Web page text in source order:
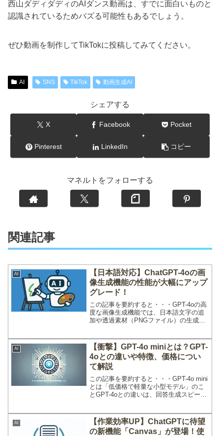
西山ダディダディのAIダンス動画は、すでに面白いものと
認識されているためバズる可能性もあるでしょう。
ぜひ動画を制作してTikTokに投稿してみてください。
AI SNS TikTok 動画生成AI
シェアする
X Facebook Pocket
Pinterest LinkedIn コピー
マネルトをフォローする
関連記事
AI
【日本語対応】ChatGPT-4oの画
像生成機能の性能が大幅にアップ
グレード！
この記事を要約すると・・・GPT-4oの高
度な画像生成機能では、日本語文字の追
加や透過素材（PNGファイル）の生成、
（Plus、Pro、Team等）のユーザーに段
階的に提供...
AI
【衝撃】GPT-4o miniとは？GPT-
4oとの違いや特徴、価格につい
て解説
この記事を要約すると・・・GPT-4o mini
とは「低価格で軽量な小型モデル」のこ
とGPT-4oとの違いは、回答生成スピード
有」など一部の機能に制限が設けられて
いるGP...
AI
【作業効率UP】ChatGPTに待望
の新機能「Canvas」が登場！使